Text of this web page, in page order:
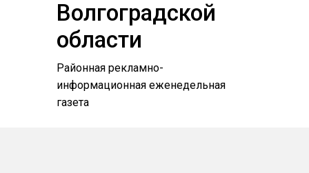
Волгоградской
области
Районная рекламно-
информационная еженедельная
газета